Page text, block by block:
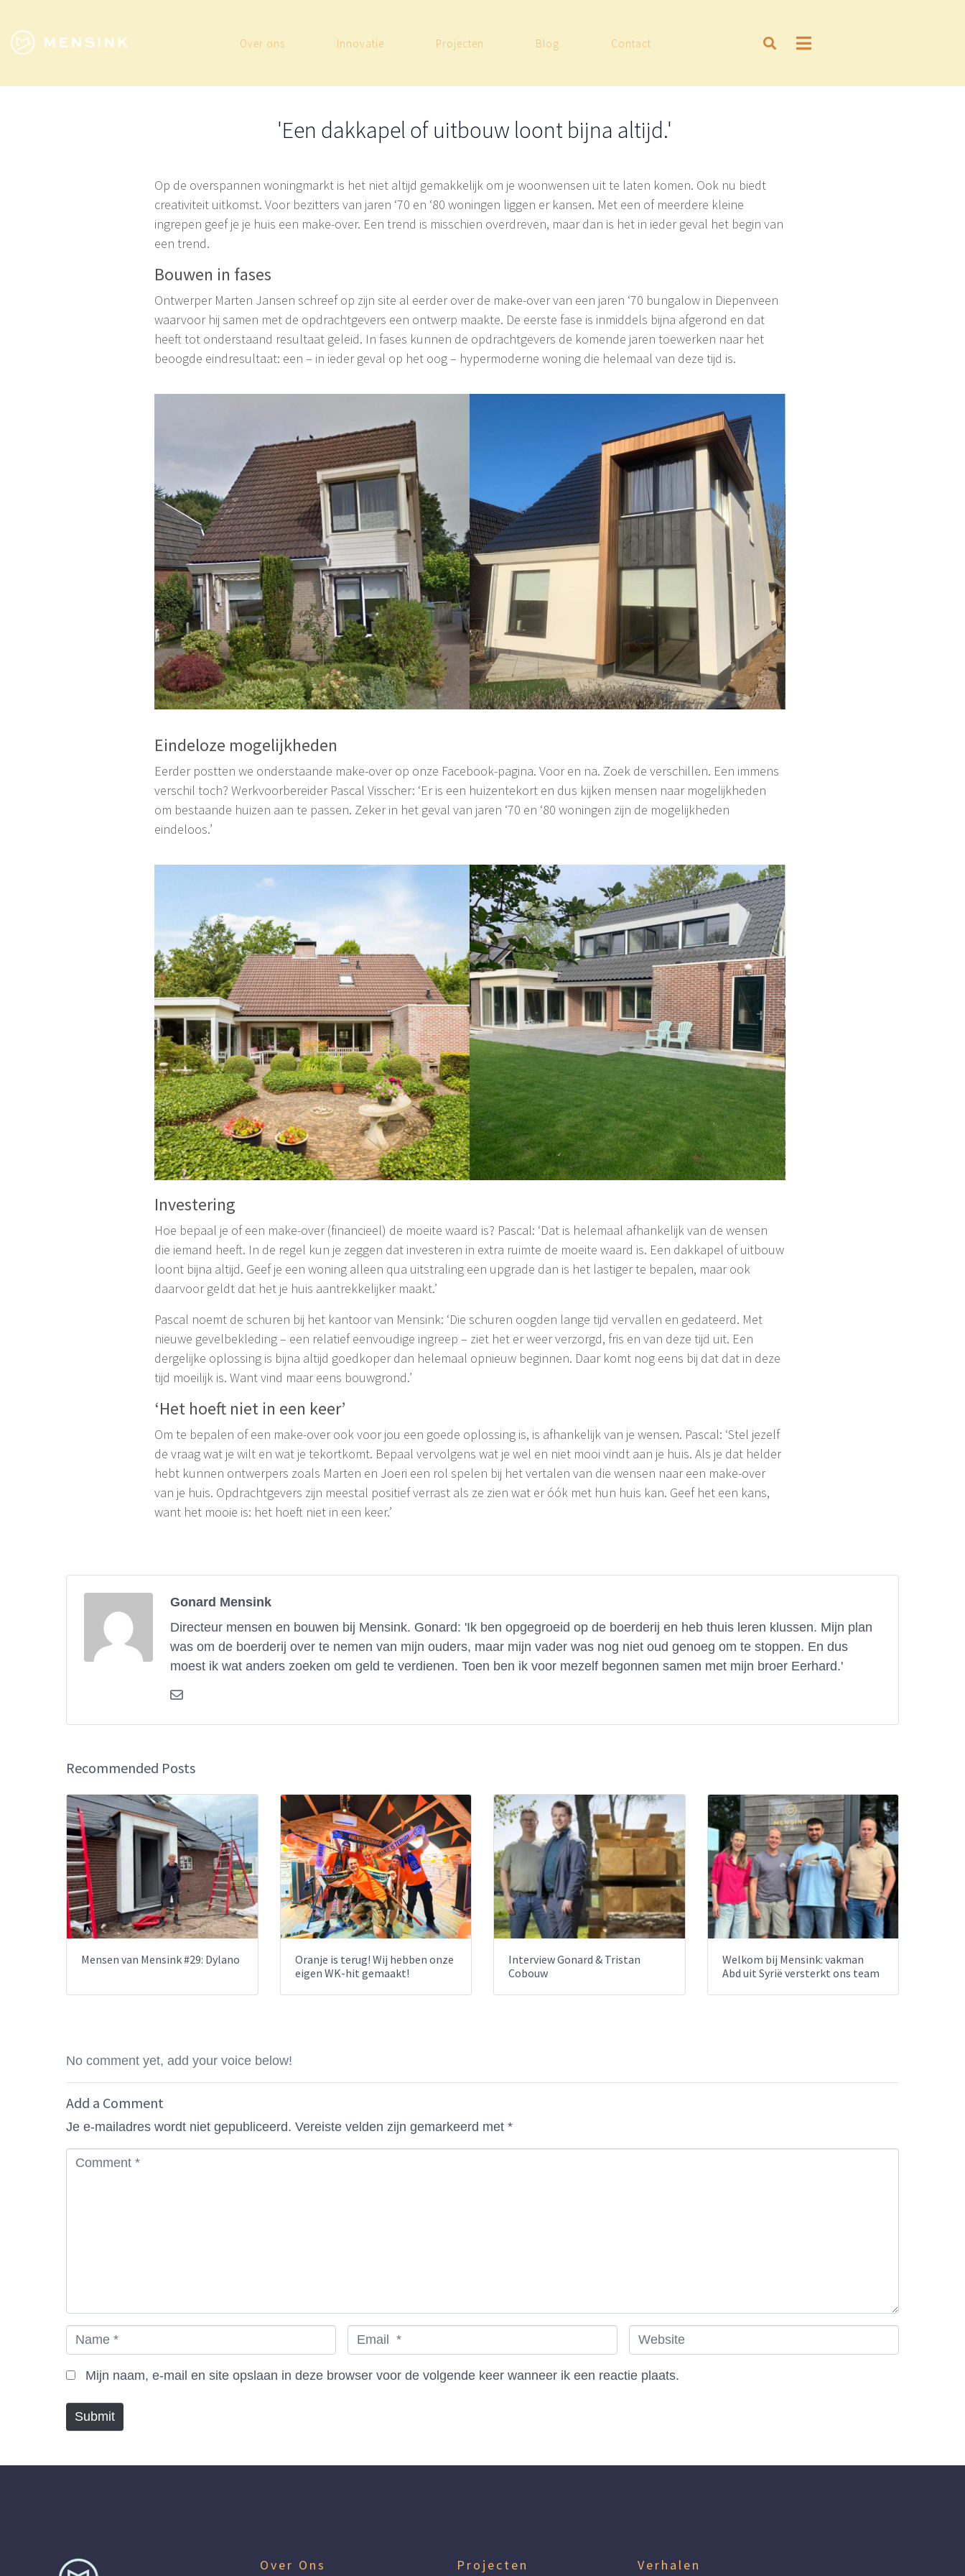
Over ons Innovatie Projecten Blog Contact
Leave a comment
'Een dakkapel of uitbouw loont bijna altijd.'
Op de overspannen woningmarkt is het niet altijd gemakkelijk om je woonwensen uit te laten komen. Ook nu biedt
creativiteit uitkomst. Voor bezitters van jaren ‘70 en ‘80 woningen liggen er kansen. Met een of meerdere kleine
ingrepen geef je je huis een make-over. Een trend is misschien overdreven, maar dan is het in ieder geval het begin van
een trend.
Bouwen in fases
Ontwerper Marten Jansen schreef op zijn site al eerder over de make-over van een jaren ‘70 bungalow in Diepenveen
waarvoor hij samen met de opdrachtgevers een ontwerp maakte. De eerste fase is inmiddels bijna afgerond en dat
heeft tot onderstaand resultaat geleid. In fases kunnen de opdrachtgevers de komende jaren toewerken naar het
beoogde eindresultaat: een – in ieder geval op het oog – hypermoderne woning die helemaal van deze tijd is.
Eindeloze mogelijkheden
Eerder postten we onderstaande make-over op onze Facebook-pagina. Voor en na. Zoek de verschillen. Een immens
verschil toch? Werkvoorbereider Pascal Visscher: ‘Er is een huizentekort en dus kijken mensen naar mogelijkheden
om bestaande huizen aan te passen. Zeker in het geval van jaren ‘70 en ‘80 woningen zijn de mogelijkheden
eindeloos.’
Investering
Hoe bepaal je of een make-over (financieel) de moeite waard is? Pascal: ‘Dat is helemaal afhankelijk van de wensen
die iemand heeft. In de regel kun je zeggen dat investeren in extra ruimte de moeite waard is. Een dakkapel of uitbouw
loont bijna altijd. Geef je een woning alleen qua uitstraling een upgrade dan is het lastiger te bepalen, maar ook
daarvoor geldt dat het je huis aantrekkelijker maakt.’
Pascal noemt de schuren bij het kantoor van Mensink: ‘Die schuren oogden lange tijd vervallen en gedateerd. Met
nieuwe gevelbekleding – een relatief eenvoudige ingreep – ziet het er weer verzorgd, fris en van deze tijd uit. Een
dergelijke oplossing is bijna altijd goedkoper dan helemaal opnieuw beginnen. Daar komt nog eens bij dat dat in deze
tijd moeilijk is. Want vind maar eens bouwgrond.’
‘Het hoeft niet in een keer’
Om te bepalen of een make-over ook voor jou een goede oplossing is, is afhankelijk van je wensen. Pascal: ‘Stel jezelf
de vraag wat je wilt en wat je tekortkomt. Bepaal vervolgens wat je wel en niet mooi vindt aan je huis. Als je dat helder
hebt kunnen ontwerpers zoals Marten en Joeri een rol spelen bij het vertalen van die wensen naar een make-over
van je huis. Opdrachtgevers zijn meestal positief verrast als ze zien wat er óók met hun huis kan. Geef het een kans,
want het mooie is: het hoeft niet in een keer.’
Gonard Mensink
Directeur mensen en bouwen bij Mensink. Gonard: 'Ik ben opgegroeid op de boerderij en heb thuis leren klussen. Mijn plan
was om de boerderij over te nemen van mijn ouders, maar mijn vader was nog niet oud genoeg om te stoppen. En dus
moest ik wat anders zoeken om geld te verdienen. Toen ben ik voor mezelf begonnen samen met mijn broer Eerhard.'
Recommended Posts
Mensen van Mensink #29: Dylano
Oranje is terug! Wij hebben onze
eigen WK-hit gemaakt!
Interview Gonard & Tristan
Cobouw
Welkom bij Mensink: vakman
Abd uit Syrië versterkt ons team
No comment yet, add your voice below!
Add a Comment
Je e-mailadres wordt niet gepubliceerd. Vereiste velden zijn gemarkeerd met *
a
m
m
a
W
e
b
Mijn naam, e-mail en site opslaan in deze browser voor de volgende keer wanneer ik een reactie plaats.
Submit
Over Ons Projecten Verhalen